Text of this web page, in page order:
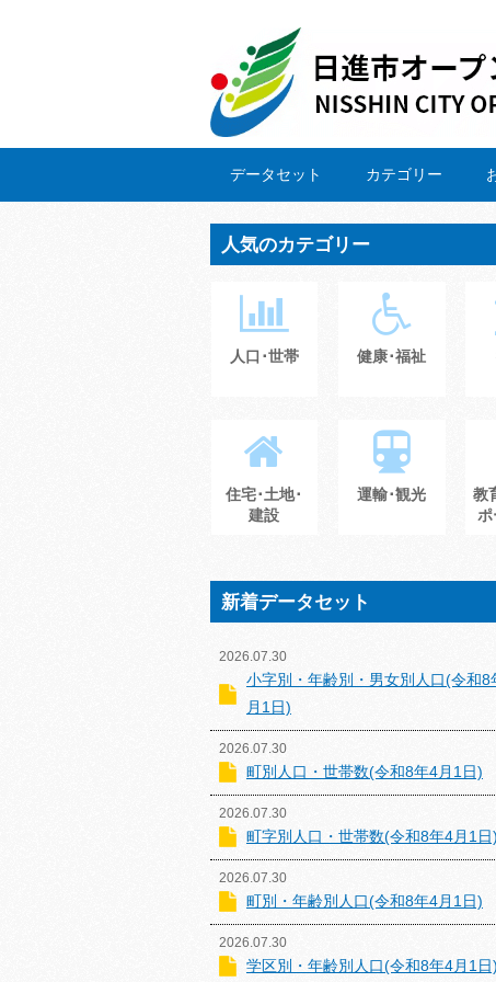
データセット カテゴリー
人気のカテゴリー
人口･世帯 健康･福祉
住宅･土地･
建設
運輸･観光
教
新着データセット
2026.07.30
小字別・年齢別・男女別人口(令和8
月1日)
2026.07.30
町別人口・世帯数(令和8年4月1日)
2026.07.30
町字別人口・世帯数(令和8年4月1日)
2026.07.30
町別・年齢別人口(令和8年4月1日)
2026.07.30
学区別・年齢別人口(令和8年4月1日)